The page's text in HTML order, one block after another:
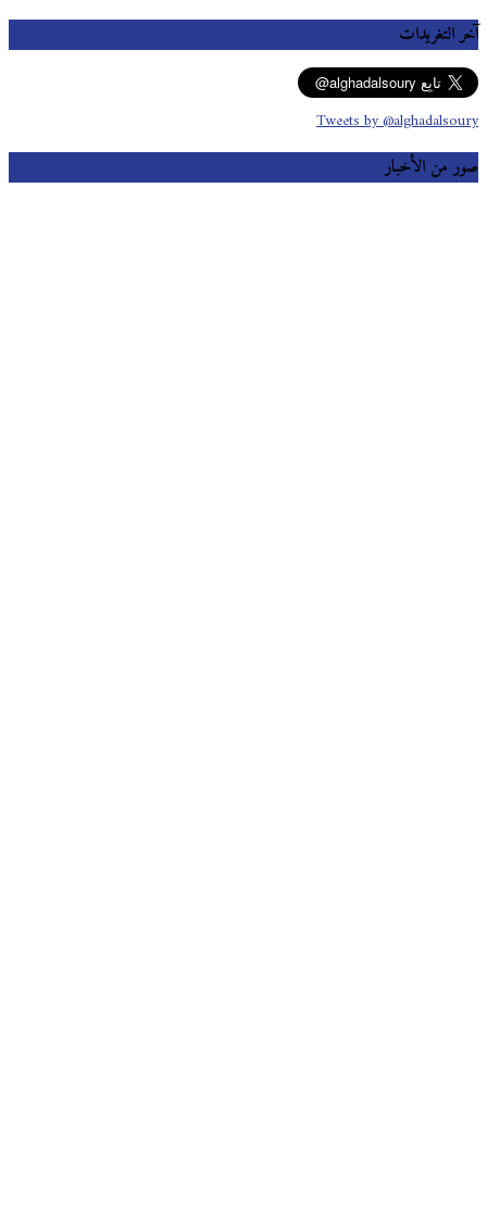
آخر التغريدات
Tweets by @alghadalsoury
صور من الأخبار